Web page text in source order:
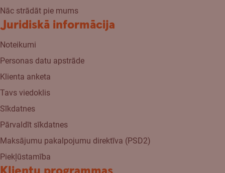
Nāc strādāt pie mums
Juridiskā informācija
Noteikumi
Personas datu apstrāde
Klienta anketa
Tavs viedoklis
Sīkdatnes
Pārvaldīt sīkdatnes
Maksājumu pakalpojumu direktīva (PSD2)
Piekļūstamība